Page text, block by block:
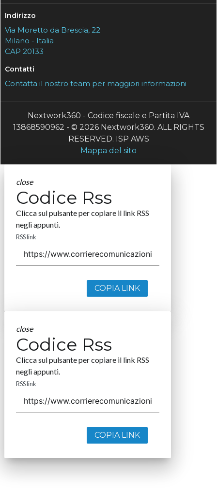
Indirizzo
Via Moretto da Brescia, 22
Milano - Italia
CAP 20133
Contatti
Contatta il nostro team per maggiori informazioni
Nextwork360 - Codice fiscale e Partita IVA
13868590962 - © 2026 Nextwork360. ALL RIGHTS
RESERVED. ISP AWS
Mappa del sito
close
Codice Rss
Clicca sul pulsante per copiare il link RSS
negli appunti.
RSS link
COPIA LINK
close
Codice Rss
Clicca sul pulsante per copiare il link RSS
negli appunti.
RSS link
COPIA LINK